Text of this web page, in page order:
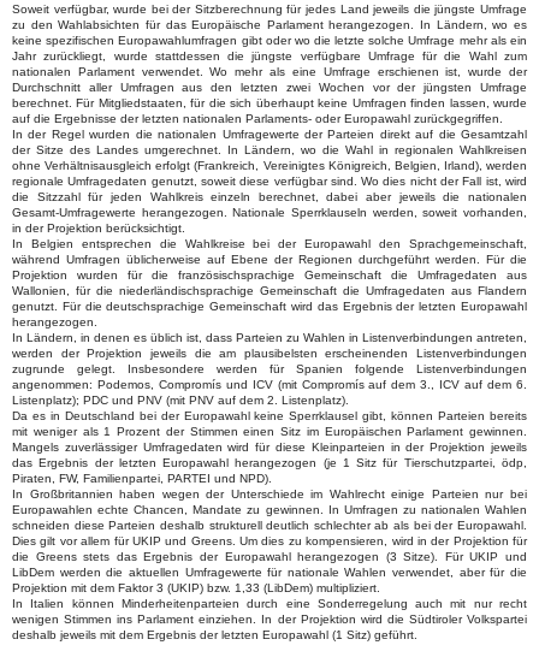
Soweit verfügbar, wurde bei der Sitzberechnung für jedes Land jeweils die jüngste Umfrage
zu den Wahlabsichten für das Europäische Parlament herangezogen. In Ländern, wo es
keine spezifischen Europawahlumfragen gibt oder wo die letzte solche Umfrage mehr als ein
Jahr zurückliegt, wurde stattdessen die jüngste verfügbare Umfrage für die Wahl zum
nationalen Parlament verwendet. Wo mehr als eine Umfrage erschienen ist, wurde der
Durchschnitt aller Umfragen aus den letzten zwei Wochen vor der jüngsten Umfrage
berechnet. Für Mitgliedstaaten, für die sich überhaupt keine Umfragen finden lassen, wurde
auf die Ergebnisse der letzten nationalen Parlaments- oder Europawahl zurückgegriffen.
In der Regel wurden die nationalen Umfragewerte der Parteien direkt auf die Gesamtzahl
der Sitze des Landes umgerechnet. In Ländern, wo die Wahl in regionalen Wahlkreisen
ohne Verhältnisausgleich erfolgt (Frankreich, Vereinigtes Königreich, Belgien, Irland), werden
regionale Umfragedaten genutzt, soweit diese verfügbar sind. Wo dies nicht der Fall ist, wird
die Sitzzahl für jeden Wahlkreis einzeln berechnet, dabei aber jeweils die nationalen
Gesamt-Umfragewerte herangezogen. Nationale Sperrklauseln werden, soweit vorhanden,
in der Projektion berücksichtigt.
In Belgien entsprechen die Wahlkreise bei der Europawahl den Sprachgemeinschaft,
während Umfragen üblicherweise auf Ebene der Regionen durchgeführt werden. Für die
Projektion wurden für die französischsprachige Gemeinschaft die Umfragedaten aus
Wallonien, für die niederländischsprachige Gemeinschaft die Umfragedaten aus Flandern
genutzt. Für die deutschsprachige Gemeinschaft wird das Ergebnis der letzten Europawahl
herangezogen.
In Ländern, in denen es üblich ist, dass Parteien zu Wahlen in Listenverbindungen antreten,
werden der Projektion jeweils die am plausibelsten erscheinenden Listenverbindungen
zugrunde gelegt. Insbesondere werden für Spanien folgende Listenverbindungen
angenommen: Podemos, Compromís und ICV (mit Compromís auf dem 3., ICV auf dem 6.
Listenplatz); PDC und PNV (mit PNV auf dem 2. Listenplatz).
Da es in Deutschland bei der Europawahl keine Sperrklausel gibt, können Parteien bereits
mit weniger als 1 Prozent der Stimmen einen Sitz im Europäischen Parlament gewinnen.
Mangels zuverlässiger Umfragedaten wird für diese Kleinparteien in der Projektion jeweils
das Ergebnis der letzten Europawahl herangezogen (je 1 Sitz für Tierschutzpartei, ödp,
Piraten, FW, Familienpartei, PARTEI und NPD).
In Großbritannien haben wegen der Unterschiede im Wahlrecht einige Parteien nur bei
Europawahlen echte Chancen, Mandate zu gewinnen. In Umfragen zu nationalen Wahlen
schneiden diese Parteien deshalb strukturell deutlich schlechter ab als bei der Europawahl.
Dies gilt vor allem für UKIP und Greens. Um dies zu kompensieren, wird in der Projektion für
die Greens stets das Ergebnis der Europawahl herangezogen (3 Sitze). Für UKIP und
LibDem werden die aktuellen Umfragewerte für nationale Wahlen verwendet, aber für die
Projektion mit dem Faktor 3 (UKIP) bzw. 1,33 (LibDem) multipliziert.
In Italien können Minderheitenparteien durch eine Sonderregelung auch mit nur recht
wenigen Stimmen ins Parlament einziehen. In der Projektion wird die Südtiroler Volkspartei
deshalb jeweils mit dem Ergebnis der letzten Europawahl (1 Sitz) geführt.